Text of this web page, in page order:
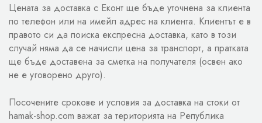
Цената за доставка с Еконт ще бъде уточнена за клиента
по телефон или на имейл адрес на клиента. Клиентът е в
правото си да поиска експресна доставка, като в този
случай няма да се начисли цена за транспорт, а пратката
ще бъде доставена за сметка на получателя (освен ако
не е уговорено друго).
Посочените срокове и условия за доставка на стоки от
hamak-shop.com важат за територията на Република